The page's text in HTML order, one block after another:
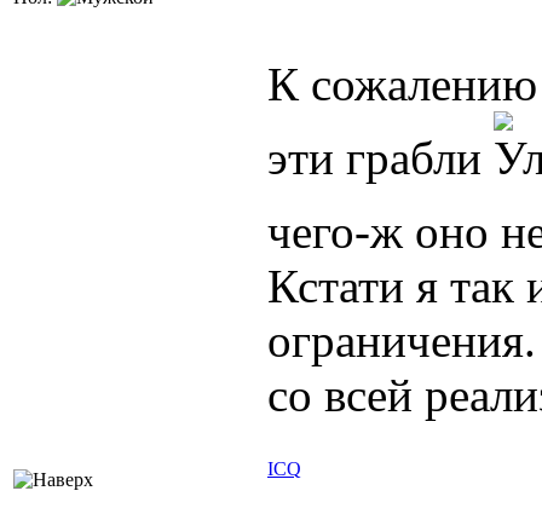
К сожалению
эти грабли
чего-ж оно
Кстати я так
со всей
ICQ